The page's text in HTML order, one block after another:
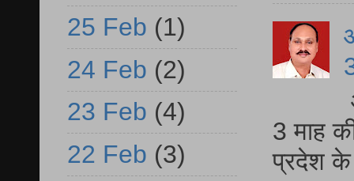
3 माह
प्रदेश
25 Feb (1)
24 Feb (2)
23 Feb (4)
22 Feb (3)